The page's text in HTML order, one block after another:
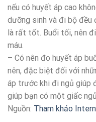
nếu có huyết áp cao
dưỡng sinh và đi bộ đều
là rất tốt. Buổi tối, nên
máu.
– Có nên đo huyết áp
nên, đặc biệt đối với
áp trước khi đi ngủ giúp
giúp bạn có một giấc
Nguồn: Tham khảo